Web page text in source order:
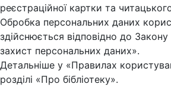
реєстраційної картки та
Обробка персональних даних
здійснюється відповідно до
захист персональних даних».
Детальніше у «Правилах
розділі «Про бібліотеку».